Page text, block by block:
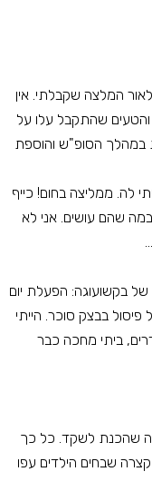
המלצה שקבלתי. אין
שהתקבל עלו על
במהלך הסופ"ש והוספת
לה. ממליצה בחום! כייף
שהם עושים. אני לא
של בקשועוגה: הפעלת יום
בבצק סוכר. הייתי
ביתי מחכה כבר
שהכנת לשקד. כל כך
שבחים הילדים עפו